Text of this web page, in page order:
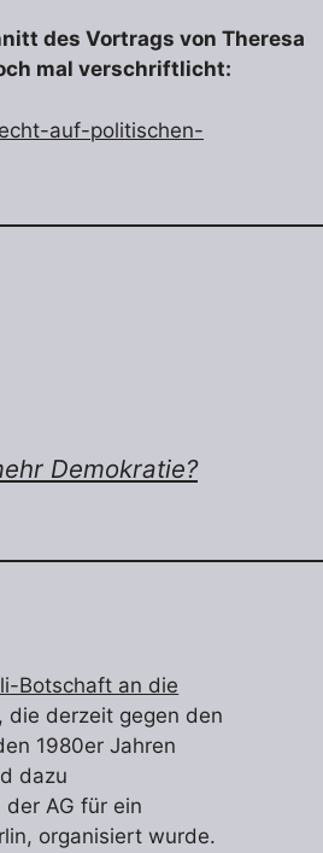
des Vortrags von Theresa
mal verschriftlicht:
auf-politischen-
Demokratie?
Botschaft an die
die derzeit gegen den
1980er Jahren
dazu
AG für ein
organisiert wurde.